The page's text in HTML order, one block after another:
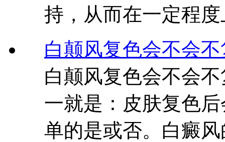
持，从而在一定程
白颠风复色会不会
白颠风复色会不会
一就是：皮肤复色
单的是或否。白癜